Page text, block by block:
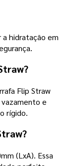
a hidratação em
Flip Straw
vazamento e
rígido.
(LxA). Essa